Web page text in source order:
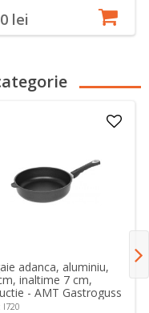
lei
adanca, aluminiu,
inaltime 7 cm,
- AMT Gastroguss
I720